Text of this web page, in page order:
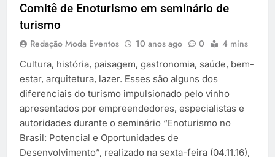
Comitê de Enoturismo em seminário de
turismo
Redação Moda Eventos 10 anos ago 0 4 mins
Cultura, história, paisagem, gastronomia, saúde, bem-
estar, arquitetura, lazer. Esses são alguns dos
diferenciais do turismo impulsionado pelo vinho
apresentados por empreendedores, especialistas e
autoridades durante o seminário “Enoturismo no
Brasil: Potencial e Oportunidades de
Desenvolvimento”, realizado na sexta-feira (04.11.16),